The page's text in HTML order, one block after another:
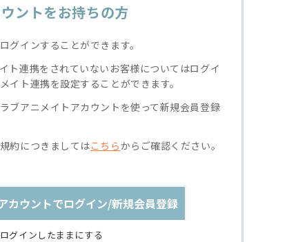
ントをお持ちの方
グインすることができます。
ト連携をされていないお客様についてはログイ
イト連携を設定することができます。
ブアニメイトアカウントを使って新規会員登録
約につきましてはこちらからご確認ください。
カウントでログイン/新規会員登録
ログインしたままにする